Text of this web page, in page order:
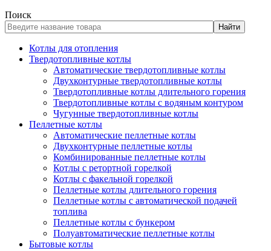
Поиск
Найти
Котлы для отопления
Твердотопливные котлы
Автоматические твердотопливные котлы
Двухконтурные твердотопливные котлы
Твердотопливные котлы длительного горения
Твердотопливные котлы с водяным контуром
Чугунные твердотопливные котлы
Пеллетные котлы
Автоматические пеллетные котлы
Двухконтурные пеллетные котлы
Комбинированные пеллетные котлы
Котлы с ретортной горелкой
Котлы с факельной горелкой
Пеллетные котлы длительного горения
Пеллетные котлы с автоматической подачей
топлива
Пеллетные котлы с бункером
Полуавтоматические пеллетные котлы
Бытовые котлы